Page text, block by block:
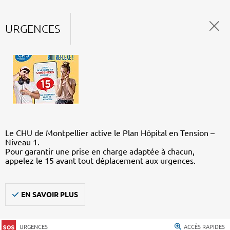
URGENCES
Le CHU de Montpellier active le Plan Hôpital en Tension –
Niveau 1.
Pour garantir une prise en charge adaptée à chacun,
appelez le 15 avant tout déplacement aux urgences.
EN SAVOIR PLUS
URGENCES ACCÈS RAPIDES